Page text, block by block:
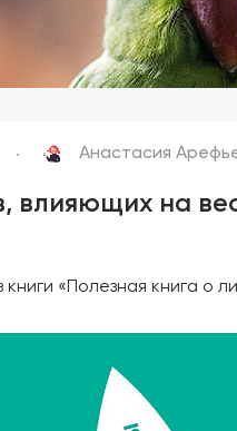
Анастасия
влияющих на
книги «Полезная книга о